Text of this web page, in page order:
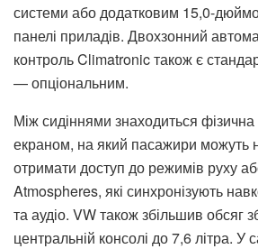
системи або додатковим 15,0-
панелі приладів. Двохзонний
контроль Climatronic також є
— опціональним.
Між сидіннями знаходиться фізична
екраном, на який пасажири можуть
отримати доступ до режимів руху
Atmospheres, які синхронізують
та аудіо. VW також збільшив обсяг
центральній консолі до 7,6 літра. У